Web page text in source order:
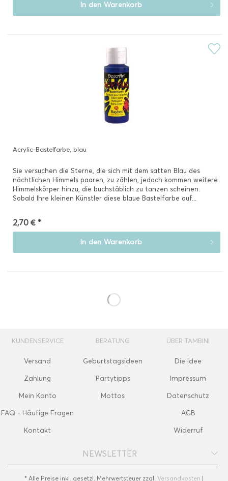
In den Warenkorb
Acrylic-Bastelfarbe, blau
Sie versuchen die Sterne, die sich mit dem satten Blau des
nächtlichen Himmels paaren, zu zählen, jedoch kommen weitere
Himmelskörper hinzu, die buchstäblich zu tanzen scheinen.
Sobald Ihre kleinen Künstler diese blaue Bastelfarbe auf...
2,70 € *
In den Warenkorb
KUNDENSERVICE
Versand
Zahlung
Mein Konto
FAQ - Häufige Fragen
Kontakt
BERATUNG
Geburtstagsideen
Partytipps
Mottos
ÜBER TAMBINI
Die Idee
Impressum
Datenschutz
AGB
Widerruf
NEWSLETTER
* Alle Preise inkl. gesetzl. Mehrwertsteuer zzgl. Versandkosten |